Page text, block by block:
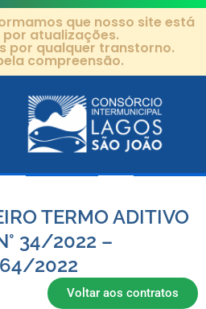
que nosso site está
atualizações.
por qualquer transtorno.
compreensão.
TERMO ADITIVO
34/2022 –
2022
Voltar aos contratos